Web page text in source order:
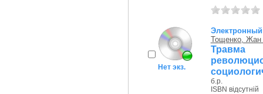
Нет экз.
Электронный
Тощенко, Жан
Травма
б.р.
ISBN відсутній